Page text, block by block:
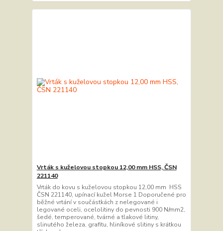
Vrták s kuželovou stopkou 12,00 mm HSS, ČSN
221140
Vrták do kovu s kuželovou stopkou 12,00 mm HSS
ČSN 221140, upínací kužel Morse 1 Doporučené pro
běžné vrtání v součástkách z nelegované i
legované oceli, ocelolitiny do pevnosti 900 N/mm2,
šedé, temperované, tvárné a tlakové litiny,
slinutého železa, grafitu, hliníkové slitiny s krátkou